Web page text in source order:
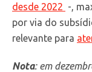
desde 2022 -,
por via do
relevante para
Nota: em